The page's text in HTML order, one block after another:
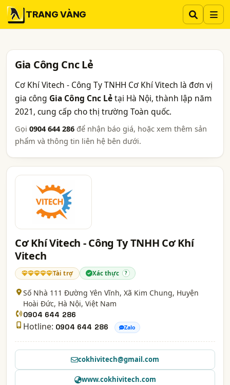
TRANG VÀNG
Gia Công Cnc Lẻ
Cơ Khí Vitech - Công Ty TNHH Cơ Khí Vitech là đơn vị
gia công Gia Công Cnc Lẻtại Hà Nội, thành lập năm
2021, cung cấp cho thị trường Toàn quốc.
Gọi 0904 644 286 để nhận báo giá, hoặc xem thêm sản
phẩm và thông tin liên hệ bên dưới.
Cơ Khí Vitech - Công Ty TNHH Cơ Khí
Vitech
Tài trợ Xác thực ?
Số Nhà 111 Đường Yên Vĩnh, Xã Kim Chung, Huyện
Hoài Đức, Hà Nội, Việt Nam
0904 644 286
Hotline: 0904 644 286 Zalo
cokhivitech@gmail.com
www.cokhivitech.com